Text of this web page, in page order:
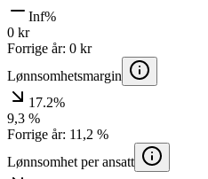
Inf%
0 kr
Forrige år: 0 kr
Lønnsomhetsmargin
17.2%
9,3 %
Forrige år: 11,2 %
Lønnsomhet per ansatt